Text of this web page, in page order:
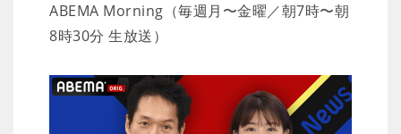
ABEMA Morning（毎週月〜金曜／朝7時〜朝
8時30分 生放送）